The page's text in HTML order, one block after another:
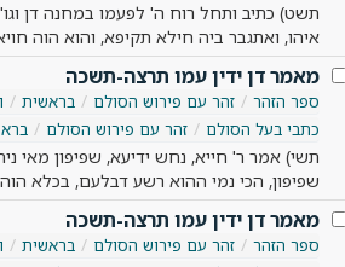
תשט) כתיב ותחל רוח ה' לפעמו במחנה דן
איהו, ואתגבר ביה חילא תקיפא, והוא הוה
מאמר דן ידין עמו תרצה-תשכה
ספר הזהר זהר עם פירוש הסולם בראשית
כתבי בעל הסולם
זהר עם פירוש הסולם
תשי) אמר ר' חייא, נחש ידיעא, שפיפון מאי
שפיפון, הכי נמי ההוא רשע דבלעם, בכלא
מאמר דן ידין עמו תרצה-תשכה
ספר הזהר זהר עם פירוש הסולם בראשית